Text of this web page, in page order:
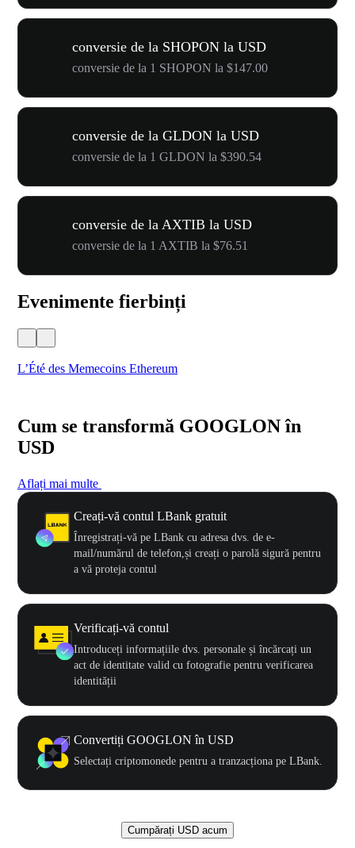
conversie de la SHOPON la USD
conversie de la 1 SHOPON la $147.00
conversie de la GLDON la USD
conversie de la 1 GLDON la $390.54
conversie de la AXTIB la USD
conversie de la 1 AXTIB la $76.51
Evenimente fierbinți
L’Été des Memecoins Ethereum
Cum se transformă GOOGLON în
USD
Aflați mai multe
Creați-vă contul LBank gratuit
Înregistrați-vă pe LBank cu adresa dvs. de e-
mail/numărul de telefon,și creați o parolă sigură pentru
a vă proteja contul
Verificați-vă contul
Introduceți informațiile dvs. personale și încărcați un
act de identitate valid cu fotografie pentru verificarea
identității
Convertiți GOOGLON în USD
Selectați criptomonede pentru a tranzacționa pe LBank.
Cumpărați USD acum